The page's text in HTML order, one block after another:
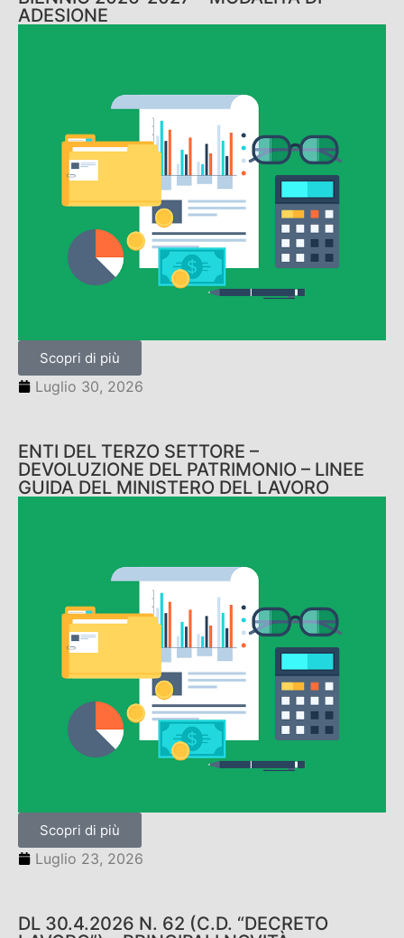
ADESIONE
Scopri di più
Luglio 30, 2026
ENTI DEL TERZO SETTORE –
DEVOLUZIONE DEL PATRIMONIO – LINEE
GUIDA DEL MINISTERO DEL LAVORO
Scopri di più
Luglio 23, 2026
DL 30.4.2026 N. 62 (C.D. “DECRETO